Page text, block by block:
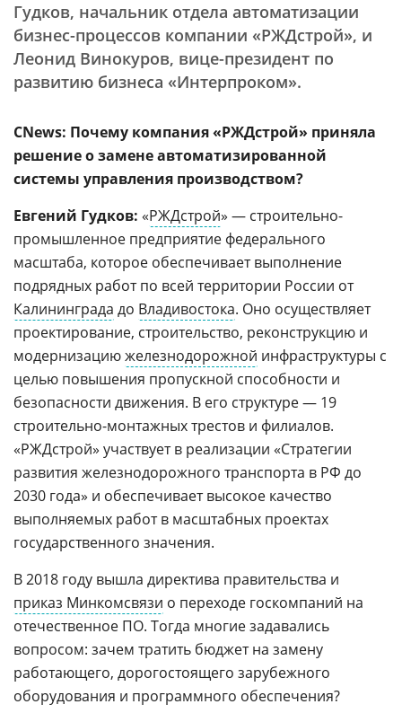
Гудков, начальник отдела автоматизации
бизнес-процессов компании «РЖДстрой», и
Леонид Винокуров, вице-президент по
развитию бизнеса «Интерпроком».
CNews: Почему компания «РЖДстрой» приняла
решение о замене автоматизированной
системы управления производством?
Евгений Гудков: «РЖДстрой» — строительно-
промышленное предприятие федерального
масштаба, которое обеспечивает выполнение
подрядных работ по всей территории России от
Калининграда до Владивостока. Оно осуществляет
проектирование, строительство, реконструкцию и
модернизациюжелезнодорожной инфраструктуры с
целью повышения пропускной способности и
безопасности движения. В его структуре — 19
строительно-монтажных трестов и филиалов.
«РЖДстрой» участвует в реализации «Стратегии
развития железнодорожного транспорта в РФ до
2030 года» и обеспечивает высокое качество
выполняемых работ в масштабных проектах
государственного значения.
В 2018 году вышла директива правительства и
приказ Минкомсвязи о переходе госкомпаний на
отечественное ПО. Тогда многие задавались
вопросом: зачем тратить бюджет на замену
работающего, дорогостоящего зарубежного
оборудования и программного обеспечения?